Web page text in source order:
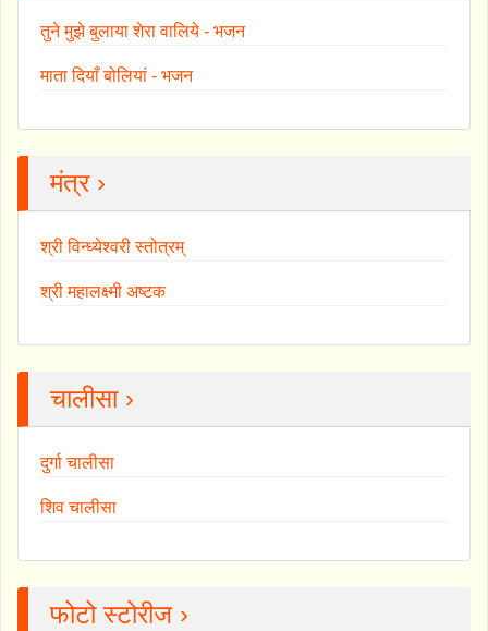
तुने मुझे बुलाया शेरा वालिये - भजन
माता दियाँ बोलियां - भजन
मंत्र ›
श्री विन्ध्येश्वरी स्तोत्रम्
श्री महालक्ष्मी अष्टक
चालीसा ›
दुर्गा चालीसा
शिव चालीसा
फोटो स्टोरीज ›